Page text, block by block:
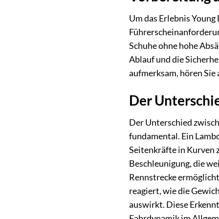
Um das Erlebnis
Schuhe ohne hohe
Ablauf und die
aufmerksam, hören
Der
Der Unterschied
fundamental. Ein
Seitenkräfte in Kurven
Beschleunigung, die
Rennstrecke
reagiert, wie die
auswirkt. Diese